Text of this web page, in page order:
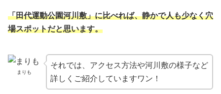
「田代運動公園河川敷」に比べれば、静かで人も少なく穴
場スポットだと思います。
まりも
それでは、アクセス方法や河川敷の様子など
詳しくご紹介していますワン！